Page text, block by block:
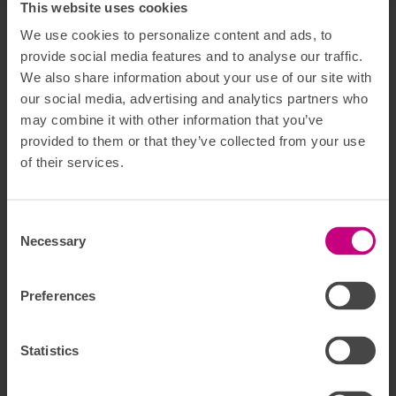
This website uses cookies
We use cookies to personalize content and ads, to
provide social media features and to analyse our traffic.
We also share information about your use of our site with
our social media, advertising and analytics partners who
may combine it with other information that you’ve
provided to them or that they’ve collected from your use
of their services.
Necessary
Preferences
Statistics
Kommenteraellerskriv ett nytt inlägg
Kommentar *
Ditt namn *
Din e-postadress *